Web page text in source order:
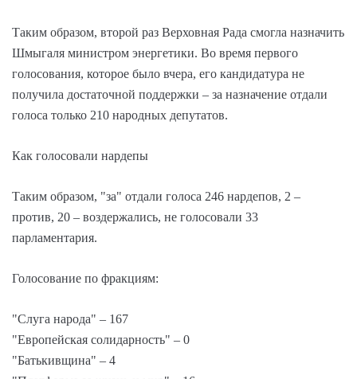
Таким образом, второй раз Верховная Рада смогла назначить
Шмыгаля министром энергетики. Во время первого
голосования, которое было вчера, его кандидатура не
получила достаточной поддержки – за назначение отдали
голоса только 210 народных депутатов.
Как голосовали нардепы
Таким образом, "за" отдали голоса 246 нардепов, 2 –
против, 20 – воздержались, не голосовали 33
парламентария.
Голосование по фракциям:
"Слуга народа" – 167
"Европейская солидарность" – 0
"Батькивщина" – 4